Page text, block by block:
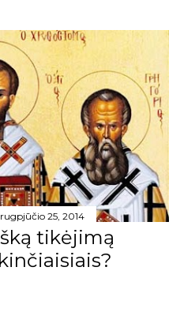
rugpjūčio 25, 2014
tikėjimą